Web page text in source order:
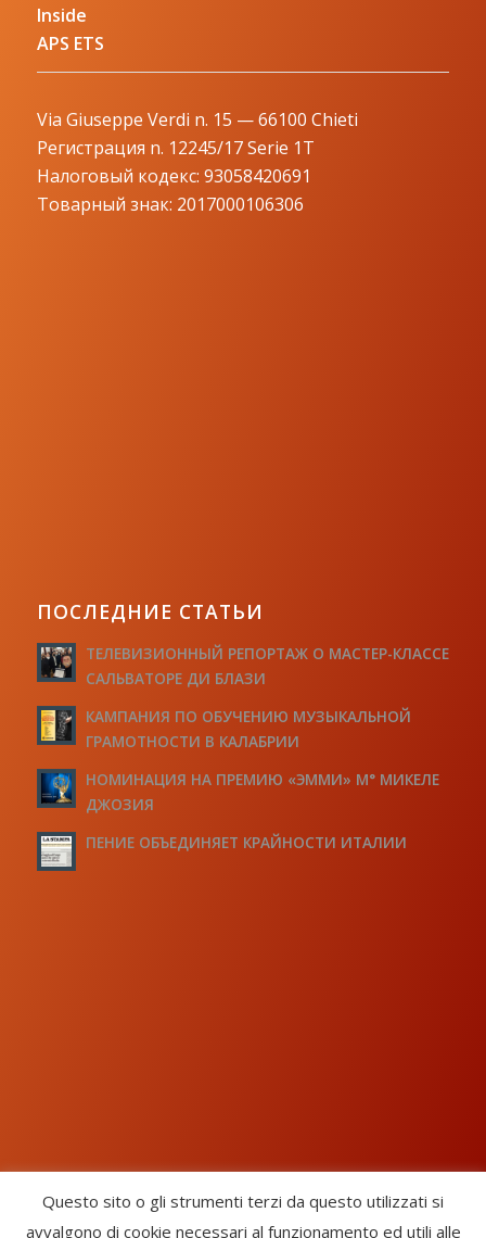
Inside
APS ETS
Via Giuseppe Verdi n. 15 — 66100 Chieti
Регистрация n. 12245/17 Serie 1T
Налоговый кодекс: 93058420691
Товарный знак: 2017000106306
ПОСЛЕДНИЕ СТАТЬИ
ТЕЛЕВИЗИОННЫЙ РЕПОРТАЖ О МАСТЕР-КЛАССЕ
САЛЬВАТОРЕ ДИ БЛАЗИ
КАМПАНИЯ ПО ОБУЧЕНИЮ МУЗЫКАЛЬНОЙ
ГРАМОТНОСТИ В КАЛАБРИИ
НОМИНАЦИЯ НА ПРЕМИЮ «ЭММИ» М° МИКЕЛЕ
ДЖОЗИЯ
ПЕНИЕ ОБЪЕДИНЯЕТ КРАЙНОСТИ ИТАЛИИ
Questo sito o gli strumenti terzi da questo utilizzati si
avvalgono di cookie necessari al funzionamento ed utili alle